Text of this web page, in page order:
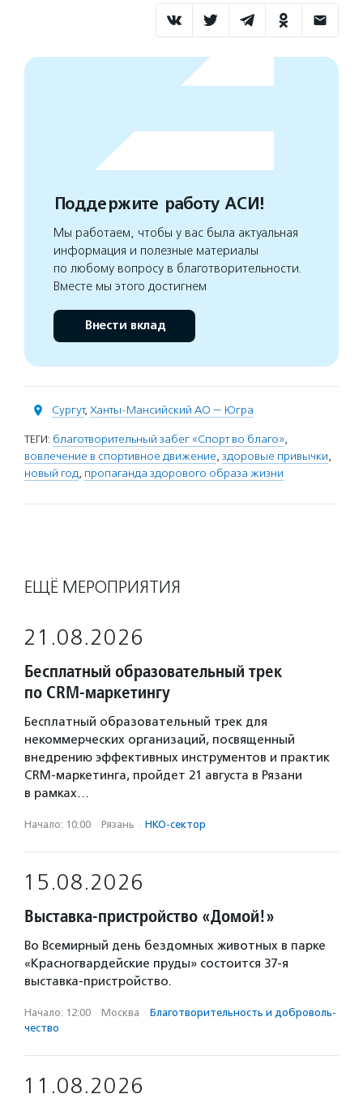
Поддержите работу АСИ!
Мы работаем, чтобы у вас была актуальная
информация и полезные материалы
по любому вопросу в благотворительности.
Вместе мы этого достигнем
Внести вклад
Сургут, Ханты-Мансийский АО — Югра
ТЕГИ: благотворительный забег «Спорт во благо»,
вовлечение в спортивное движение, здоровые привычки,
новый год, пропаганда здорового образа жизни
ЕЩЁ МЕРОПРИЯТИЯ
21.08.2026
Бесплатный образовательный трек
по CRM-маркетингу
Бесплатный образовательный трек для
некоммерческих организаций, посвященный
внедрению эффективных инструментов и практик
CRM-маркетинга, пройдет 21 августа в Рязани
в рамках…
Начало: 10:00 · Рязань · НКО-сектор
15.08.2026
Выставка-пристройство «Домой!»
Во Всемирный день бездомных животных в парке
«Красногвардейские пруды» состоится 37-я
выставка-пристройство.
Начало: 12:00 · Москва · Благотвори­тель­ность и доброволь­
чест­во
11.08.2026